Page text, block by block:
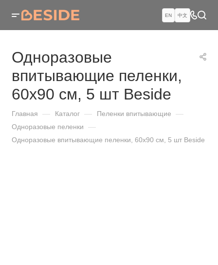
EN 中文
Одноразовые
впитывающие пеленки,
60х90 см, 5 шт Beside
Главная — Каталог — Пеленки впитывающие —
Одноразовые пеленки —
Одноразовые впитывающие пеленки, 60х90 см, 5 шт Beside